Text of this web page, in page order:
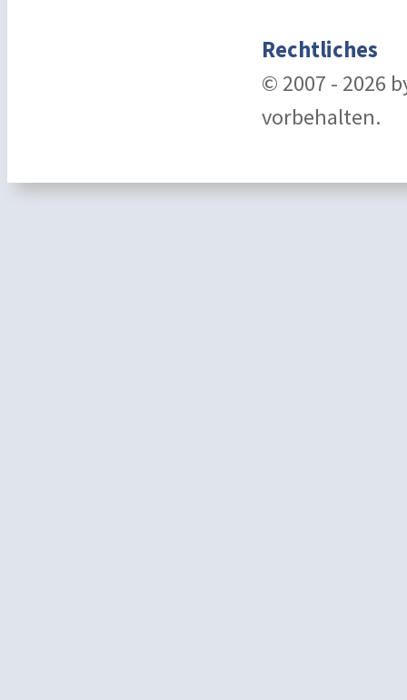
Rechtliches
© 2007 - 2026
vorbehalten.